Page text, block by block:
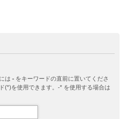
は - をキーワードの直前に置いてくださ
(*)を使用できます。-* を使用する場合は